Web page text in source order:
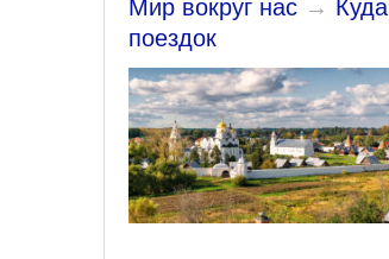
Мир вокруг нас →
поездок